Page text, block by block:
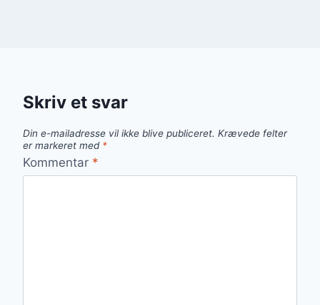
Skriv et svar
Din e-mailadresse vil ikke blive publiceret. Krævede felter
er markeret med *
Kommentar *